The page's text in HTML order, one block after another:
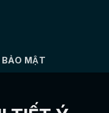
BẢO MẬT